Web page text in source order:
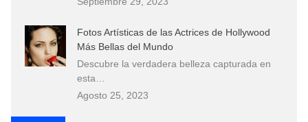
Fotos Artísticas de las Actrices de Hollywood
Más Bellas del Mundo
Descubre la verdadera belleza capturada en
esta…
Agosto 25, 2023